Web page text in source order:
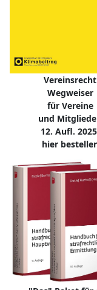
Vereinsrecht
Wegweiser
für Vereine
und
12. Aufl.
hier